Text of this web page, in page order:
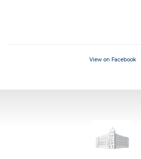
View on Facebook